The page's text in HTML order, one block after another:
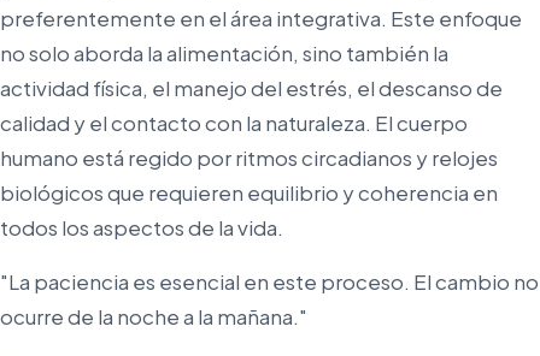
preferentemente en el área integrativa. Este enfoque
no solo aborda la alimentación, sino también la
actividad física, el manejo del estrés, el descanso de
calidad y el contacto con la naturaleza. El cuerpo
humano está regido por ritmos circadianos y relojes
biológicos que requieren equilibrio y coherencia en
todos los aspectos de la vida.
"La paciencia es esencial en este proceso. El cambio no
ocurre de la noche a la mañana."